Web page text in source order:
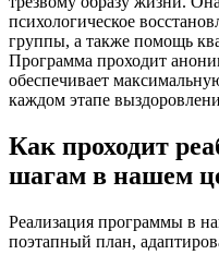
психологическое
группы, а также помощь
Программа проходит
обеспечивает
каждом этапе
Как проходит
шагам в нашем
Реализация программы в
поэтапный план,